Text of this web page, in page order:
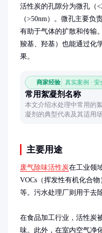
活性炭的孔隙分为微孔（
（>50nm）。微孔主要负
有助于气体的扩散和传输
羧基、羟基）也能通过化
果。
商家经验 真实案例 · 安
常用絮凝剂名称
本文介绍水处理中常用的
凝剂的典型代表及其适用
主要用途
废气除味活性炭在工业领
VOCs（挥发性有机化合
等。污水处理厂则用于去
在食品加工行业，活性炭
味。此外，在室内空气净